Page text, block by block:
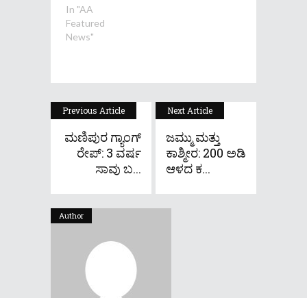
In "AA
Featured
News"
Previous Article
ಮಣಿಪುರ ಗ್ಯಾಂಗ್
ರೇಪ್: 3 ವರ್ಷ
ಸಾವು ಬ...
Next Article
ಜಮ್ಮು ಮತ್ತು
ಕಾಶ್ಮೀರ: 200 ಅಡಿ
ಆಳದ ಕ...
Author